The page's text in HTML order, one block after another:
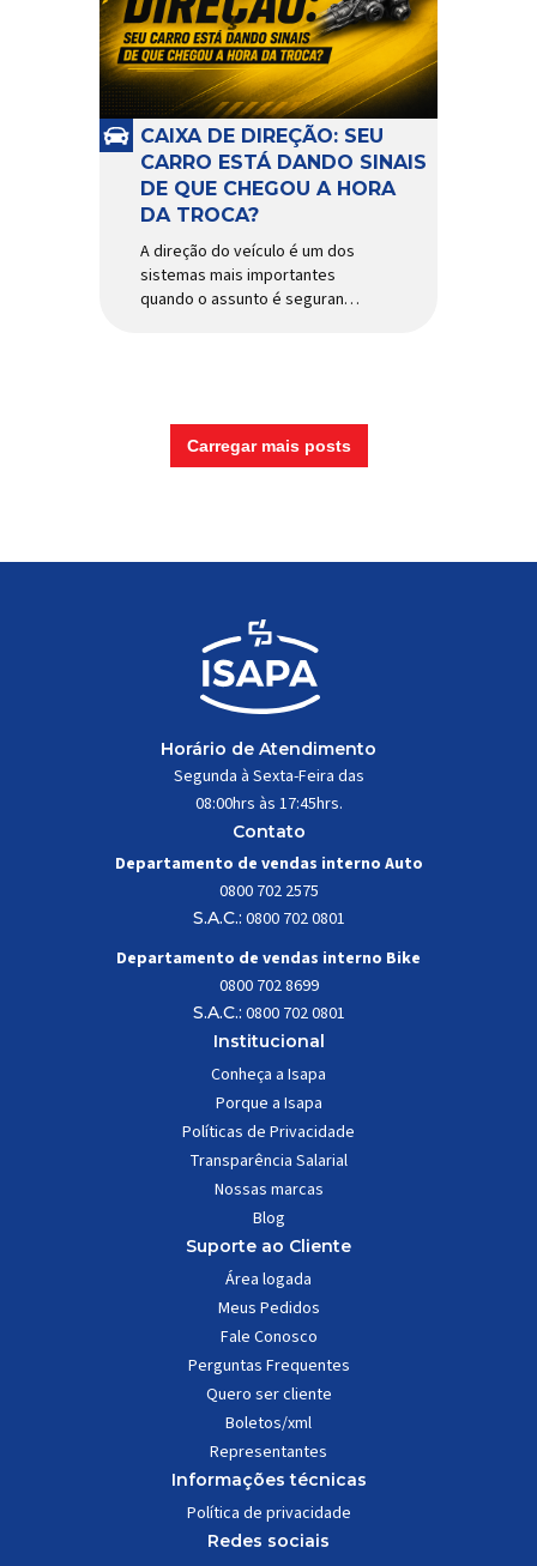
CAIXA DE DIREÇÃO: SEU
CARRO ESTÁ DANDO SINAIS
DE QUE CHEGOU A HORA
DA TROCA?
A direção do veículo é um dos
sistemas mais importantes
quando o assunto é segurança,
movimentos do volante,
garantindo estabilidade e
controle em diferentes
esforços mecânicos, […]
Carregar mais posts
Horário de Atendimento
Segunda à Sexta-Feira das
08:00hrs às 17:45hrs.
Contato
Departamento de vendas interno Auto
0800 702 2575
S.A.C.: 0800 702 0801
Departamento de vendas interno Bike
0800 702 8699
S.A.C.: 0800 702 0801
Institucional
Conheça a Isapa
Porque a Isapa
Políticas de Privacidade
Transparência Salarial
Nossas marcas
Blog
Suporte ao Cliente
Área logada
Meus Pedidos
Fale Conosco
Perguntas Frequentes
Quero ser cliente
Boletos/xml
Representantes
Informações técnicas
Política de privacidade
Redes sociais